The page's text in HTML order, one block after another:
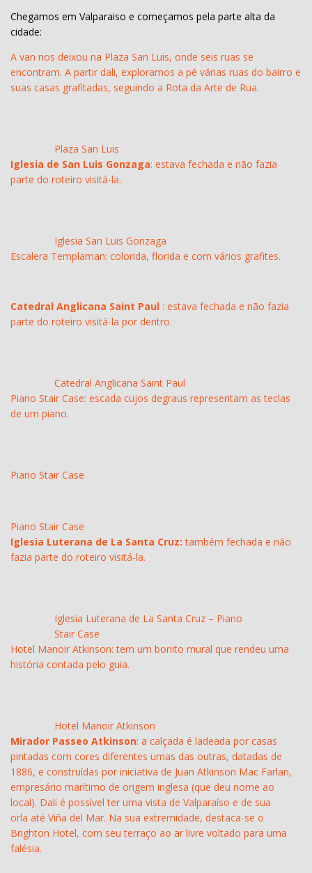
Chegamos em Valparaiso e começamos pela parte alta da
cidade:
A van nos deixou na Plaza San Luis, onde seis ruas se
encontram. A partir dali, exploramos a pé várias ruas do bairro e
suas casas grafitadas, seguindo a Rota da Arte de Rua.
Plaza San Luis
Iglesia de San Luis Gonzaga: estava fechada e não fazia
parte do roteiro visitá-la.
Iglesia San Luis Gonzaga
Escalera Templaman: colorida, florida e com vários grafites.
Catedral Anglicana Saint Paul : estava fechada e não fazia
parte do roteiro visitá-la por dentro.
Catedral Anglicana Saint Paul
Piano Stair Case: escada cujos degraus representam as teclas
de um piano.
Piano Stair Case
Piano Stair Case
Iglesia Luterana de La Santa Cruz:também fechada e não
fazia parte do roteiro visitá-la.
Iglesia Luterana de La Santa Cruz – Piano
Stair Case
Hotel Manoir Atkinson: tem um bonito mural que rendeu uma
história contada pelo guia.
Hotel Manoir Atkinson
Mirador Passeo Atkinson: a calçada é ladeada por casas
pintadas com cores diferentes umas das outras, datadas de
1886, e construídas por iniciativa de Juan Atkinson Mac Farlan,
empresário marítimo de origem inglesa (que deu nome ao
local). Dali é possível ter uma vista de Valparaíso e de sua
orla até Viña del Mar​.​ Na sua extremidade, destaca-se o
Brighton Hotel, com seu terraço ao ar livre voltado para uma
falésia.